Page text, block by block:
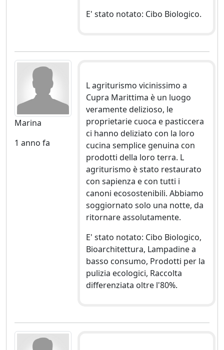
E' stato notato: Cibo Biologico.
Marina
1 anno fa
L agriturismo vicinissimo a
Cupra Marittima è un luogo
veramente delizioso, le
proprietarie cuoca e pasticcera
ci hanno deliziato con la loro
cucina semplice genuina con
prodotti della loro terra. L
agriturismo è stato restaurato
con sapienza e con tutti i
canoni ecosostenibili. Abbiamo
soggiornato solo una notte, da
ritornare assolutamente.
E' stato notato: Cibo Biologico,
Bioarchitettura, Lampadine a
basso consumo, Prodotti per la
pulizia ecologici, Raccolta
differenziata oltre l'80%.